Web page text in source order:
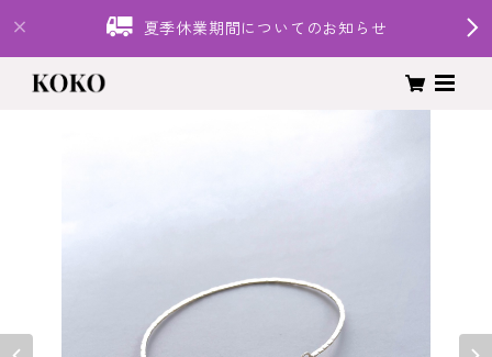
夏季休業期間についてのお知らせ